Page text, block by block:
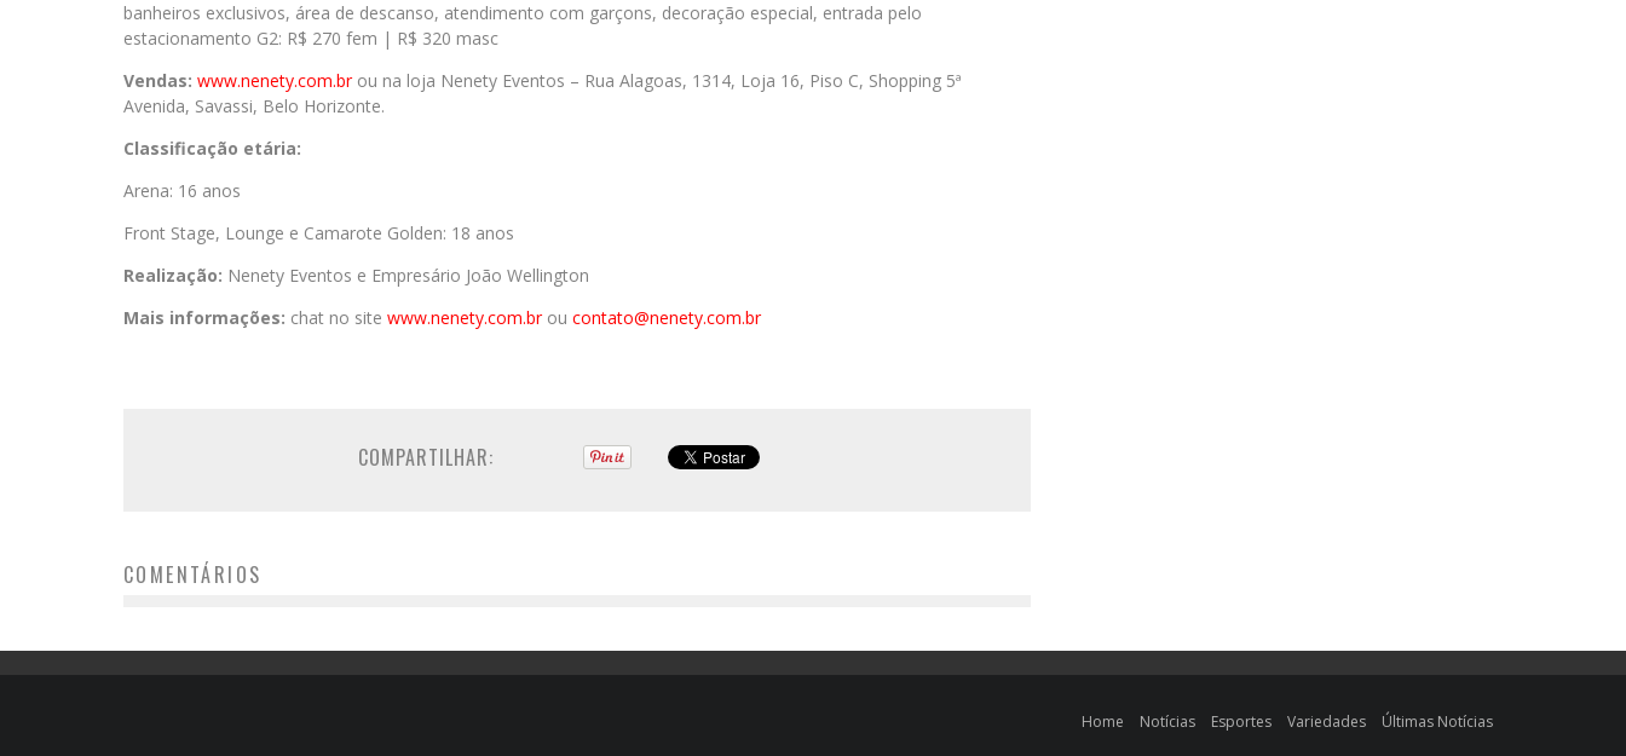
banheiros exclusivos, área de descanso, atendimento com garçons, decoração especial, entrada pelo
estacionamento G2: R$ 270 fem | R$ 320 masc
Vendas: www.nenety.com.brou na loja Nenety Eventos – Rua Alagoas, 1314, Loja 16, Piso C, Shopping 5ª
Avenida, Savassi, Belo Horizonte.
Classificação etária:
Arena: 16 anos
Front Stage, Lounge e Camarote Golden: 18 anos
Realização: Nenety Eventos e Empresário João Wellington
Mais informações: chat no site www.nenety.com.brou contato@nenety.com.br
COMPARTILHAR:
COMENTÁRIOS
Home Notícias Esportes Variedades Últimas Notícias